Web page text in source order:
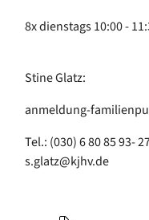
8x dienstags 10:00 -
Stine Glatz:
anmeldung-
Tel.: (030) 6 80 85 93-
s.glatz@kjhv.de